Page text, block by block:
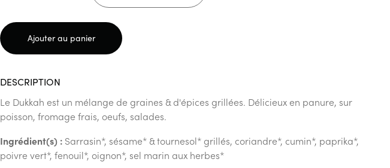
Ajouter au panier
DESCRIPTION
Le Dukkah est un mélange de graines & d'épices grillées. Délicieux en panure, sur
poisson, fromage frais, oeufs, salades.
Ingrédient(s) : Sarrasin*, sésame* & tournesol* grillés, coriandre*, cumin*, paprika*,
poivre vert*, fenouil*, oignon*, sel marin aux herbes*